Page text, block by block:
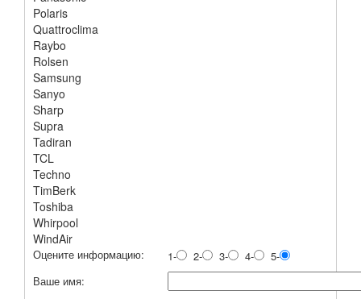
Polaris
Quattroclima
Raybo
Rolsen
Samsung
Sanyo
Sharp
Supra
Tadiran
TCL
Techno
TimBerk
Toshiba
Whirpool
WindAir
Оцените информацию: 1- 2- 3- 4-
5-
Ваше имя: